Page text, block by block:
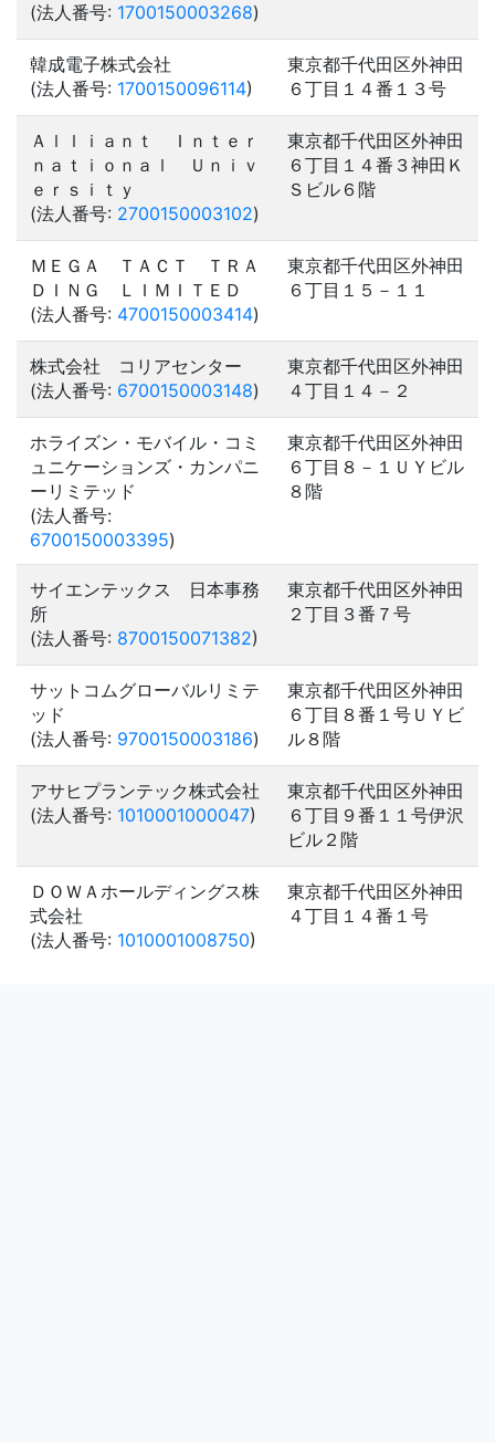
(法人番号: 1700150003268)
韓成電子株式会社
(法人番号: 1700150096114)
東京都千代田区外神田
６丁目１４番１３号
Ａｌｌｉａｎｔ Ｉｎｔｅｒ
ｎａｔｉｏｎａｌ Ｕｎｉｖ
ｅｒｓｉｔｙ
(法人番号: 2700150003102)
東京都千代田区外神田
６丁目１４番３神田Ｋ
Ｓビル６階
ＭＥＧＡ ＴＡＣＴ ＴＲＡ
ＤＩＮＧ ＬＩＭＩＴＥＤ
(法人番号: 4700150003414)
東京都千代田区外神田
６丁目１５－１１
株式会社 コリアセンター
(法人番号: 6700150003148)
東京都千代田区外神田
４丁目１４－２
ホライズン・モバイル・コミ
ュニケーションズ・カンパニ
ーリミテッド
(法人番号:
6700150003395)
東京都千代田区外神田
６丁目８－１ＵＹビル
８階
サイエンテックス 日本事務
所
(法人番号: 8700150071382)
東京都千代田区外神田
２丁目３番７号
サットコムグローバルリミテ
ッド
(法人番号: 9700150003186)
東京都千代田区外神田
６丁目８番１号ＵＹビ
ル８階
アサヒプランテック株式会社
(法人番号: 1010001000047)
東京都千代田区外神田
６丁目９番１１号伊沢
ビル２階
ＤＯＷＡホールディングス株
式会社
(法人番号: 1010001008750)
東京都千代田区外神田
４丁目１４番１号